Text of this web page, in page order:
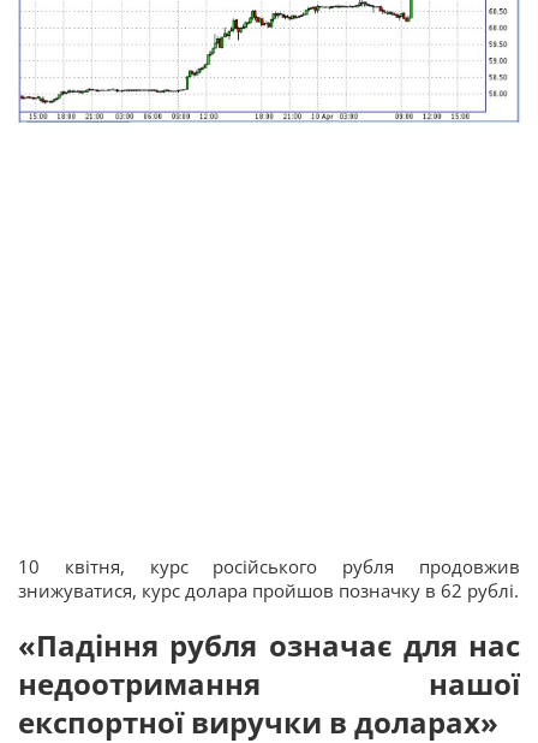
10 квітня, курс російського рубля продовжив
знижуватися, курс долара пройшов позначку в 62 рублі.
«Падіння рубля означає для нас
недоотримання нашої
експортної виручки в доларах»